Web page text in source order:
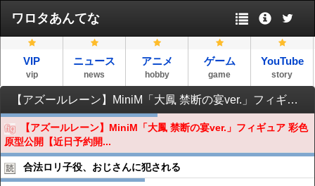
ワロタあんてな
VIP
vip
ニュース
news
アニメ
hobby
ゲーム
game
YouTube
story
【アズールレーン】MiniM「大鳳 禁断の宴ver.」フィギュア 彩色原型公開【近日予約開始】
【アズールレーン】MiniM「大鳳 禁断の宴ver.」フィギュア 彩色
原型公開【近日予約開...
合法ロリ子役、おじさんに犯される